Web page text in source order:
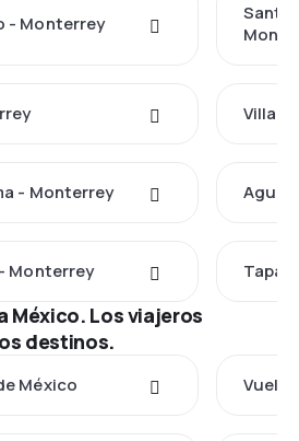
- Monterrey
- Monterrey
Monterrey
México. Los viajeros
destinos.
México